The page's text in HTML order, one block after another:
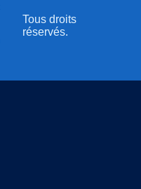
Tous droits
réservés.